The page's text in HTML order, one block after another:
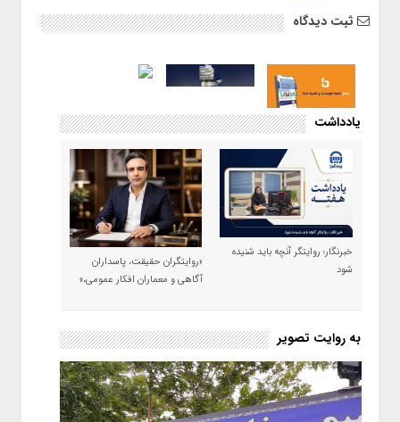
ثبت دیدگاه
یادداشت
خبرنگار؛ روایتگر آنچه باید شنیده
شود
«روایتگران حقیقت، پاسداران
آگاهی و معماران افکار عمومی،»
به روایت تصویر